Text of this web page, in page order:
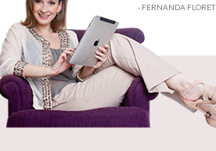
- FERNANDA FLORET